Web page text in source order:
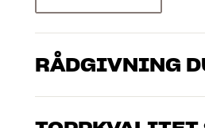
RÅDGIVNING
Våre medarbeidere er ekte